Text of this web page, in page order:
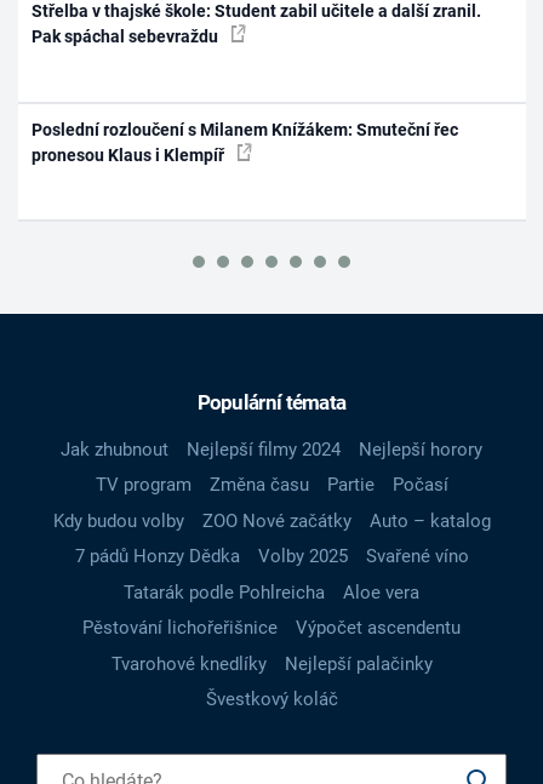
Střelba v thajské škole: Student zabil učitele a další zranil.
Pak spáchal sebevraždu
Poslední rozloučení s Milanem Knížákem: Smuteční řec
pronesou Klaus i Klempíř
Populární témata
Jak zhubnout Nejlepší filmy 2024
Nejlepší horory
TV program
Změna času Partie
Počasí
Kdy budou volby
ZOO Nové začátky
Auto – katalog
7 pádů Honzy Dědka
Volby 2025
Svařené víno
Tatarák podle Pohlreicha
Aloe vera
Pěstování lichořeřišnice
Výpočet ascendentu
Tvarohové knedlíky
Nejlepší palačinky
Švestkový koláč